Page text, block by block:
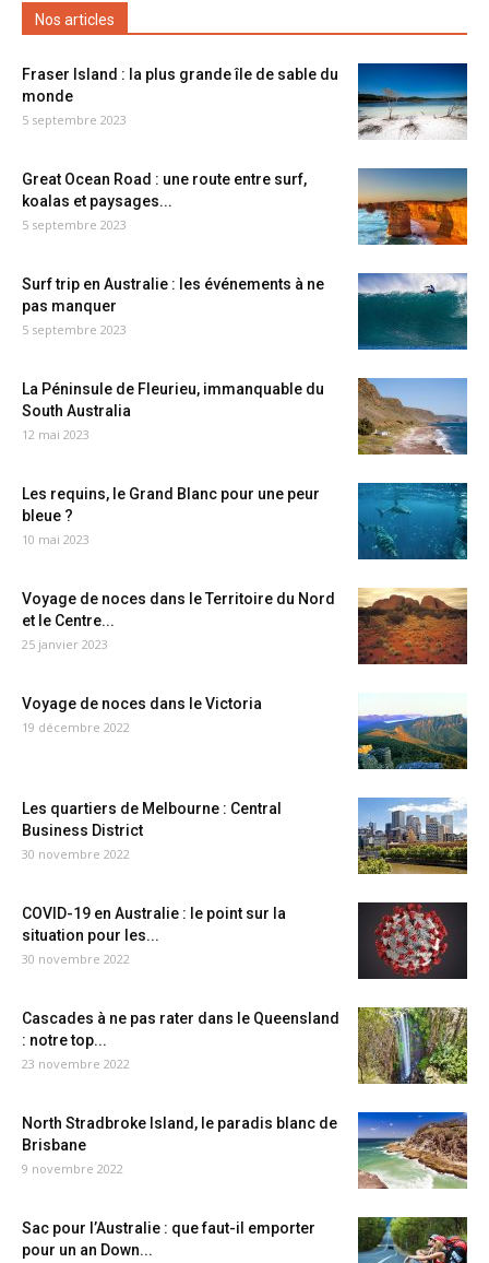
Nos articles
Fraser Island : la plus grande île de sable du
monde
5 septembre 2023
Great Ocean Road : une route entre surf,
koalas et paysages...
5 septembre 2023
Surf trip en Australie : les événements à ne
pas manquer
5 septembre 2023
La Péninsule de Fleurieu, immanquable du
South Australia
12 mai 2023
Les requins, le Grand Blanc pour une peur
bleue ?
10 mai 2023
Voyage de noces dans le Territoire du Nord
et le Centre...
25 janvier 2023
Voyage de noces dans le Victoria
19 décembre 2022
Les quartiers de Melbourne : Central
Business District
30 novembre 2022
COVID-19 en Australie : le point sur la
situation pour les...
30 novembre 2022
Cascades à ne pas rater dans le Queensland
: notre top...
23 novembre 2022
North Stradbroke Island, le paradis blanc de
Brisbane
9 novembre 2022
Sac pour l’Australie : que faut-il emporter
pour un an Down...